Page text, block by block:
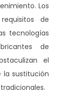
Los
de
tecnologías
de
el
la sustitución